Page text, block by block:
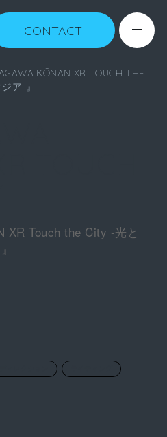
CONTACT
KŌNAN XR TOUCH THE
ア-』
XR Touch the City -光と